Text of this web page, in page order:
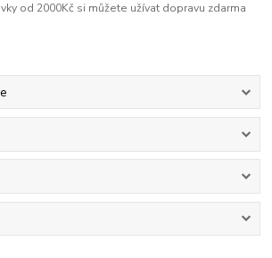
od 2000Kč si můžete užívat dopravu zdarma